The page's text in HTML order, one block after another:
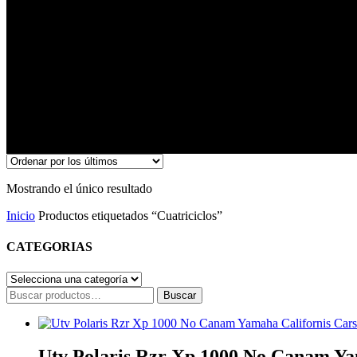
Mostrando el único resultado
Inicio Productos etiquetados “Cuatriciclos”
CATEGORIAS
Buscar
por:
Buscar